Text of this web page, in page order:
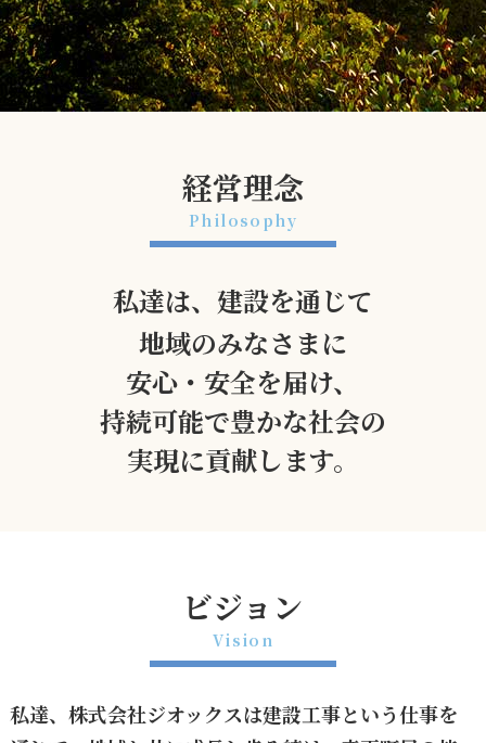
経営理念
Philosophy
私達は、建設を通じて
地域のみなさまに
安心・安全を届け、
持続可能で豊かな社会の
実現に貢献します。
ビジョン
Vision
私達、株式会社ジオックスは建設工事という仕事を